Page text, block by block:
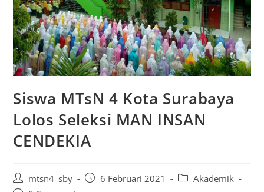
Siswa MTsN 4 Kota Surabaya
Lolos Seleksi MAN INSAN
CENDEKIA
Postmtsn4_sby
Post6 Februari 2021
PostAkademik